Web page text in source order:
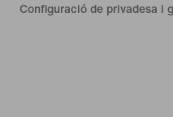
Configuració de privadesa i